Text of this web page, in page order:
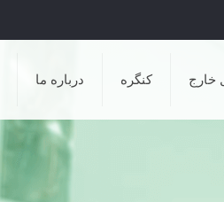
خارج کنگره درباره ما